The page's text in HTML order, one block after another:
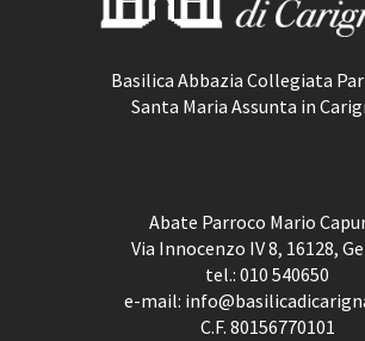
Basilica Abbazia Collegiata
Santa Maria Assunta in
Abate Parroco Mario
Via Innocenzo IV 8, 16128,
tel.: 010 540650
e-mail:
C.F. 80156770101